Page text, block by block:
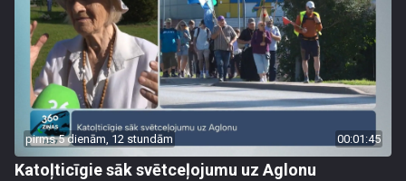
pirms 5 dienām, 12 stundām 00:01:45
Katoļticīgie sāk svētceļojumu uz Aglonu